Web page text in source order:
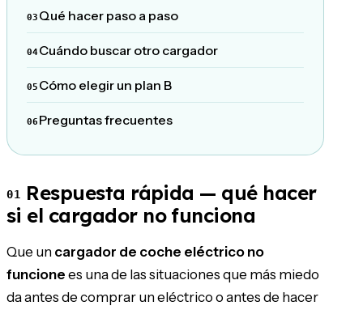
Qué hacer paso a paso
Cuándo buscar otro cargador
Cómo elegir un plan B
Preguntas frecuentes
01
Respuesta rápida — qué hacer
si el cargador no funciona
Que un cargador de coche eléctrico no
funcione es una de las situaciones que más miedo
da antes de comprar un eléctrico o antes de hacer